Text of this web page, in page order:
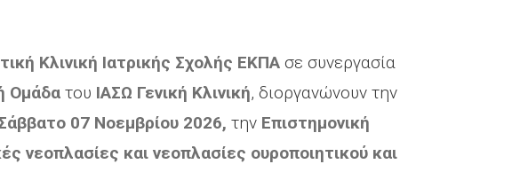
Κλινική Iατρικής Σχολής ΕΚΠΑ σε συνεργασία
Ομάδα του ΙΑΣΩ Γενική Κλινική, διοργανώνουν την
07 Νοεμβρίου 2026, την Επιστηµονική
νεοπλασίες και νεοπλασίες ουροποιητικού και